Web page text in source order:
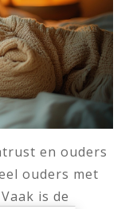
en ouders
ouders met
is de